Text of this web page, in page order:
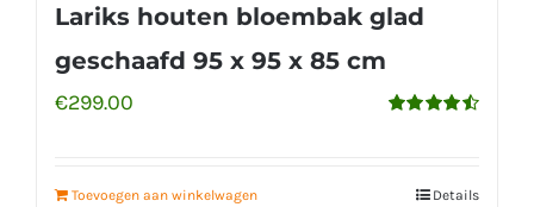
Lariks houten bloembak glad
geschaafd 95 x 95 x 85 cm
€299.00
Toevoegen aan winkelwagen Details